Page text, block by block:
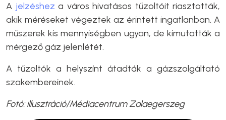
A jelzéshez a város hivatásos tűzoltóit riasztották,
akik méréseket végeztek az érintett ingatlanban. A
műszerek kis mennyiségben ugyan, de kimutatták a
mérgező gáz jelenlétét.
A tűzoltók a helyszínt átadták a gázszolgáltató
szakembereinek.
Fotó: illusztráció/Médiacentrum Zalaegerszeg